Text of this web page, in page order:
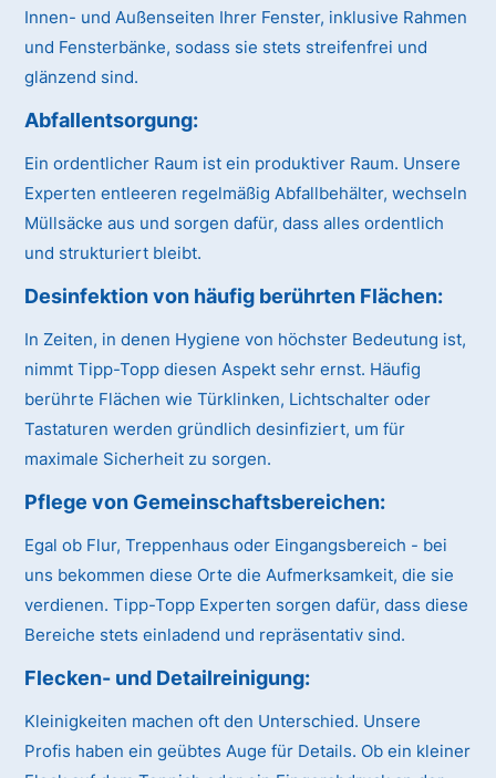
Innen- und Außenseiten Ihrer Fenster, inklusive Rahmen
und Fensterbänke, sodass sie stets streifenfrei und
glänzend sind.
Abfallentsorgung:
Ein ordentlicher Raum ist ein produktiver Raum. Unsere
Experten entleeren regelmäßig Abfallbehälter, wechseln
Müllsäcke aus und sorgen dafür, dass alles ordentlich
und strukturiert bleibt.
Desinfektion von häufig berührten Flächen:
In Zeiten, in denen Hygiene von höchster Bedeutung ist,
nimmt Tipp-Topp diesen Aspekt sehr ernst. Häufig
berührte Flächen wie Türklinken, Lichtschalter oder
Tastaturen werden gründlich desinfiziert, um für
maximale Sicherheit zu sorgen.
Pflege von Gemeinschaftsbereichen:
Egal ob Flur, Treppenhaus oder Eingangsbereich - bei
uns bekommen diese Orte die Aufmerksamkeit, die sie
verdienen. Tipp-Topp Experten sorgen dafür, dass diese
Bereiche stets einladend und repräsentativ sind.
Flecken- und Detailreinigung:
Kleinigkeiten machen oft den Unterschied. Unsere
Profis haben ein geübtes Auge für Details. Ob ein kleiner